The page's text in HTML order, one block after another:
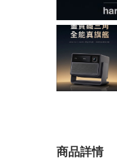
商品詳情